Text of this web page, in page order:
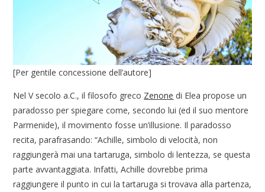
[Per gentile concessione dell’autore]
Nel V secolo a.C., il filosofo greco Zenone di Elea propose un
paradosso per spiegare come, secondo lui (ed il suo mentore
Parmenide), il movimento fosse un’illusione. Il paradosso
recita, parafrasando: “Achille, simbolo di velocità, non
raggiungerà mai una tartaruga, simbolo di lentezza, se questa
parte avvantaggiata. Infatti, Achille dovrebbe prima
raggiungere il punto in cui la tartaruga si trovava alla partenza,